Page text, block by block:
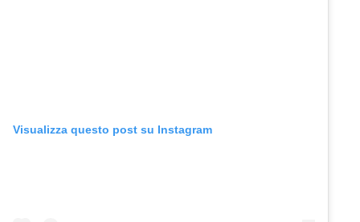
Visualizza questo post su Instagram